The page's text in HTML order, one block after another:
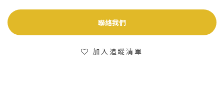
聯絡我們
加入追蹤清單